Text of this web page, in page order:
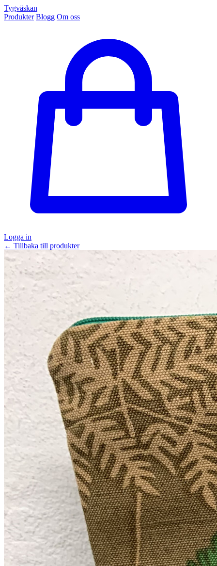
Tygväskan
Produkter Blogg Om oss
Logga in
← Tillbaka till produkter